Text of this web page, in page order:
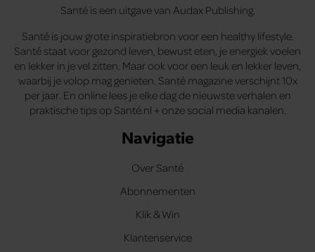
Santé is een uitgave van Audax Publishing.
Santé is jouw grote inspiratiebron voor een healthy lifestyle.
Santé staat voor gezond leven, bewust eten, je energiek voelen
en lekker in je vel zitten. Maar ook voor een leuk en lekker leven,
waarbij je volop mag genieten. Santé magazine verschijnt 10x
per jaar. En online lees je elke dag de nieuwste verhalen en
praktische tips op Santé.nl + onze social media kanalen.
Navigatie
Over Santé
Abonnementen
Klik & Win
Klantenservice